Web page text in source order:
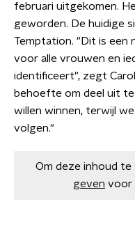
februari uitgekomen.
geworden. De huidige
Temptation. "Dit is een
voor alle vrouwen en
identificeert", zegt
behoefte om deel uit
willen winnen, terwijl
volgen."
Om deze inhoud
geven voor